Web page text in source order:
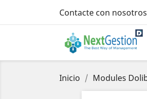
Contacte con nosotros
Inicio Modules